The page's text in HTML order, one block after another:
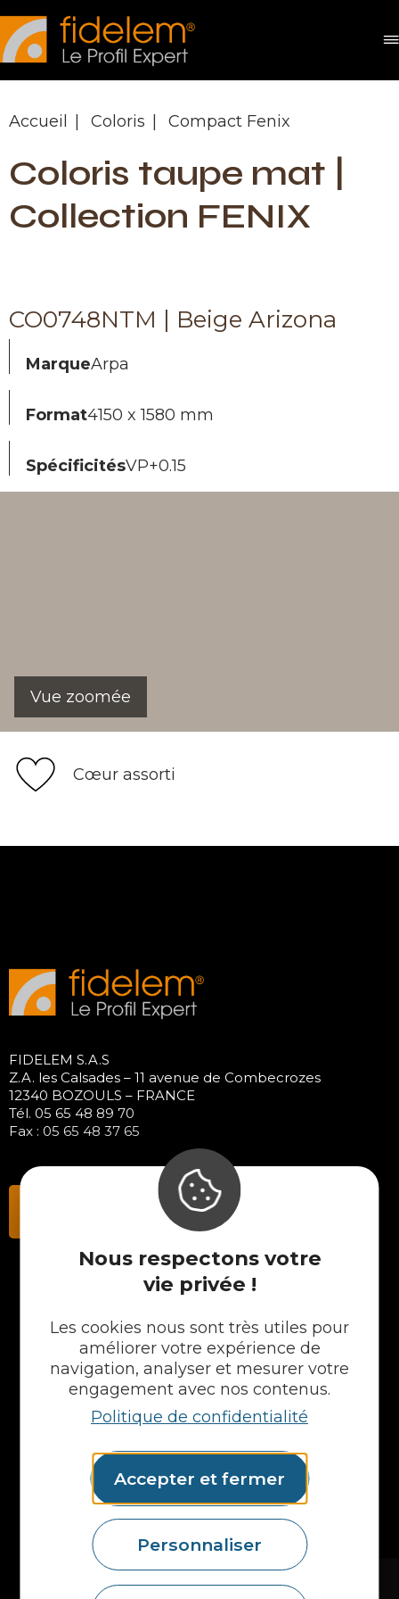
Panneau de gestion des cookies
Nous respectons votre
vie privée !
Les cookies nous sont très utiles pour
améliorer votre expérience de
navigation, analyser et mesurer votre
engagement avec nos contenus.
Politique de confidentialité
Accepter et fermer
Personnaliser
Accueil Coloris Compact Fenix
Coloris taupe mat |
Collection FENIX
CO0748NTM | Beige Arizona
MarqueArpa
Format4150 x 1580 mm
SpécificitésVP+0.15
Vue zoomée
Cœur assorti
FIDELEM S.A.S
Z.A. les Calsades – 11 avenue de Combecrozes
12340 BOZOULS – FRANCE
Tél. 05 65 48 89 70
Fax : 05 65 48 37 65
Contactez-nous
Plans en Stratifié
Plans en Compact
Crédences
Cuves
Portes et façades
Formes spéciales
Etagères
Accessoires
Plans vasques
Mural
MAIS AUSSI...